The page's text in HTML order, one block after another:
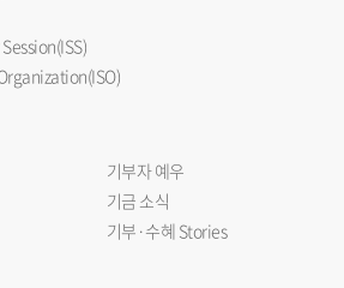
기부자 예우
기금 소식
기부·수혜 Stories